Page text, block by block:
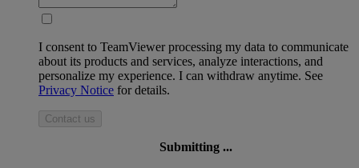
I consent to TeamViewer processing my data to communicate
about its products and services, analyze interactions, and
personalize my experience. I can withdraw anytime. See
Privacy Notice for details.
Contact us
Submitting ...